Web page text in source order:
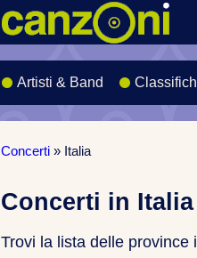
Artisti & Band
Concerti» Italia
Concerti in Italia
Trovi la lista delle province